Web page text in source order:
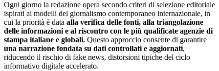
Ogni giorno la redazione opera secondo criteri di selezione editoriale
ispirati ai modelli del giornalismo contemporaneo internazionale, in
cui la priorità è data alla verifica delle fonti, alla triangolazione
delle informazioni e al riscontro con le più qualificate agenzie di
stampa italiane e globali. Questo approccio consente di garantire
una narrazione fondata su dati controllati e aggiornati,
riducendo il rischio di fake news, distorsioni tipiche del ciclo
informativo digitale accelerato.